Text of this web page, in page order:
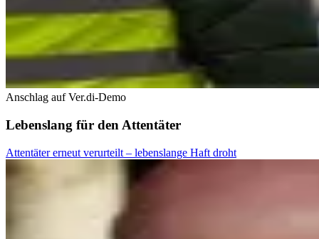
Anschlag auf Ver.di-Demo
Lebenslang für den Attentäter
Attentäter erneut verurteilt – lebenslange Haft droht